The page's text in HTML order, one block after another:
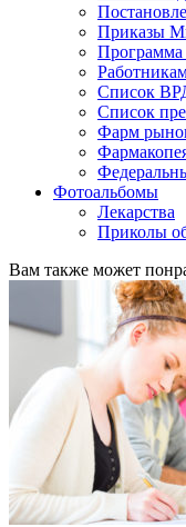
Приказы
Список
Список
Фарм
Фотоальбомы
Лекарства
Приколы
Вам также может